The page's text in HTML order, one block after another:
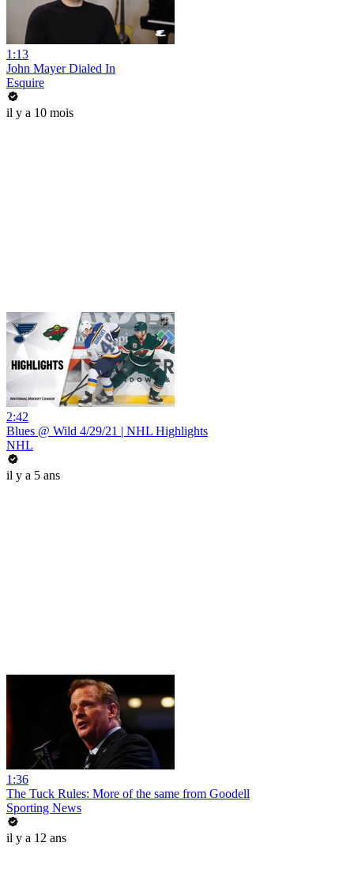
1:13
John Mayer Dialed In
Esquire
il y a 10 mois
2:42
Blues @ Wild 4/29/21 | NHL Highlights
NHL
il y a 5 ans
1:36
The Tuck Rules: More of the same from Goodell
Sporting News
il y a 12 ans